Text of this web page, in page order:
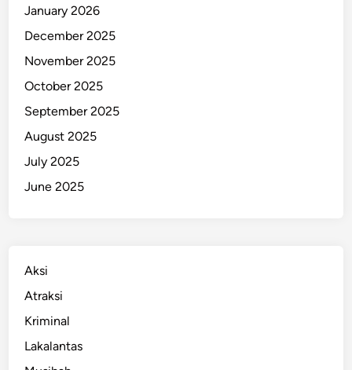
January 2026
December 2025
November 2025
October 2025
September 2025
August 2025
July 2025
June 2025
Aksi
Atraksi
Kriminal
Lakalantas